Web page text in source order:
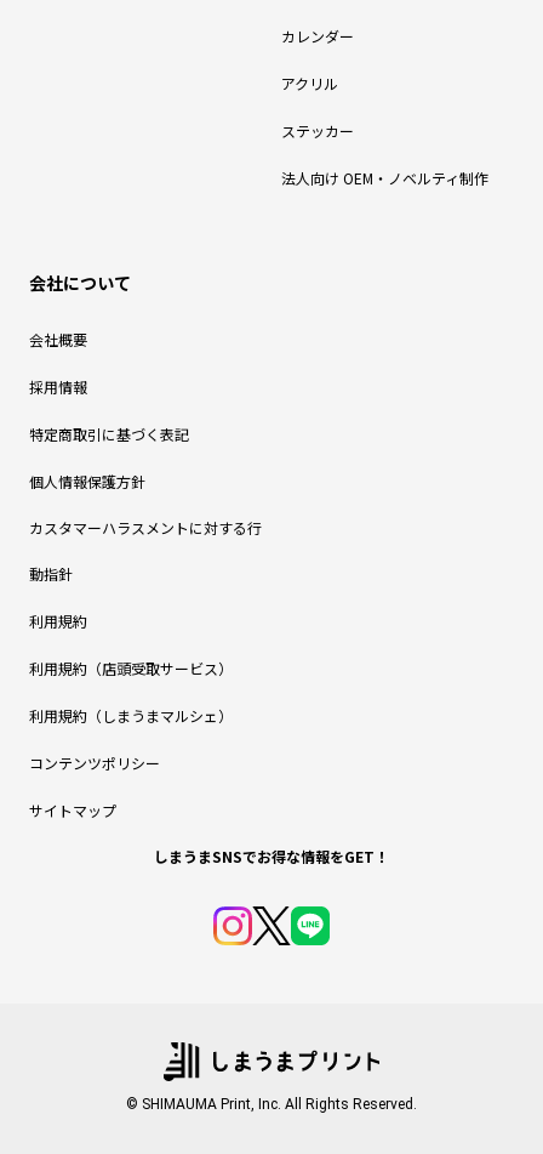
カレンダー
アクリル
ステッカー
法人向け OEM・ノベルティ制作
会社について
会社概要
採用情報
特定商取引に基づく表記
個人情報保護方針
カスタマーハラスメントに対する行
動指針
利用規約
利用規約（店頭受取サービス）
利用規約（しまうまマルシェ）
コンテンツポリシー
サイトマップ
しまうまSNSでお得な情報をGET！
© SHIMAUMA Print, Inc. All Rights Reserved.